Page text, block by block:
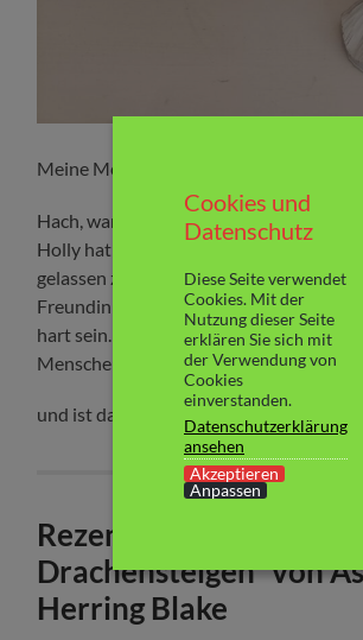
Meine Meinung:
Hach, war das wieder einmal schön.
Holly hat mir so leidgetan. Vor dem
gelassen zu werden und die große
Freundin gleichzeitig zu verlieren,
hart sein. Man verliert all sein Vertrauen
Menschen, die einmal die eigene Welt
und ist danach unendlich allein.
Rezension: „Liebe ist wie
Drachensteigen“ von
Herring Blake
Cookies und
Datenschutz
Diese Seite verwendet
Cookies. Mit der
Nutzung dieser Seite
erklären Sie sich mit
der Verwendung von
Cookies
einverstanden.
Datenschutzerklärung
ansehen
Akzeptieren
Anpassen